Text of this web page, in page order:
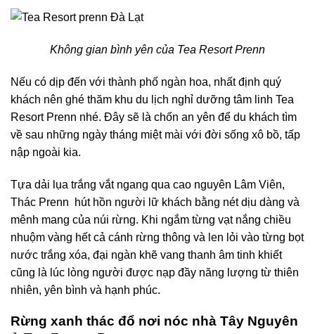
Không gian bình yên của Tea Resort Prenn
Nếu có dịp đến với thành phố ngàn hoa, nhất định quý
khách nên ghé thăm khu du lịch nghỉ dưỡng tâm linh Tea
Resort Prenn nhé. Đây sẽ là chốn an yên để du khách tìm
về sau những ngày tháng miệt mài với đời sống xô bồ, tấp
nập ngoài kia.
Tựa dải lụa trắng vắt ngang qua cao nguyên Lâm Viên,
Thác Prenn hút hồn người lữ khách bằng nét dịu dàng và
mênh mang của núi rừng. Khi ngắm từng vạt nắng chiều
nhuộm vàng hết cả cánh rừng thông và len lỏi vào từng bọt
nước trắng xóa, đại ngàn khẽ vang thanh âm tinh khiết
cũng là lúc lòng người được nạp đầy năng lượng từ thiên
nhiên, yên bình và hạnh phúc.
Rừng xanh thác đổ nơi nóc nhà Tây Nguyên